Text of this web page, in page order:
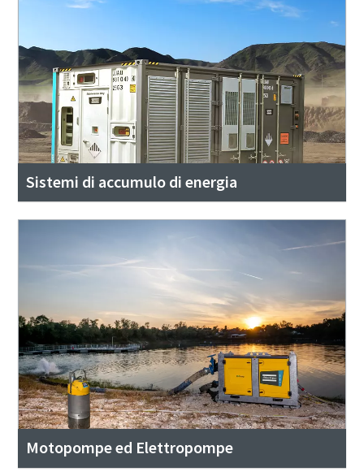
Sistemi di accumulo di energia
Motopompe ed Elettropompe